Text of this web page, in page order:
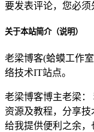
要发表评论，您必须
关于本站简介（说明）
老梁博客(蛤蟆工作
络技术IT站点。
老梁博客博主老梁
资源及教程，分享
给我提供便利之余，